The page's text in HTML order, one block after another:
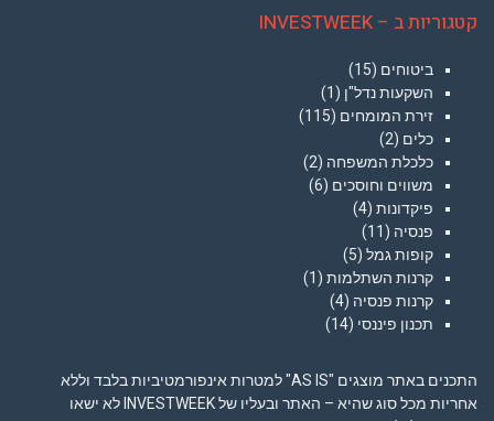
קטגוריות ב – INVESTWEEK
ביטוחים (15)
השקעות נדל"ן (1)
זירת המומחים (115)
כלים (2)
כלכלת המשפחה (2)
משווים וחוסכים (6)
פיקדונות (4)
פנסיה (11)
קופות גמל (5)
קרנות השתלמות (1)
קרנות פנסיה (4)
תכנון פיננסי (14)
התכנים באתר מוצגים "AS IS" למטרות אינפורמטיביות בלבד וללא
אחריות מכל סוג שהיא – האתר ובעליו של INVESTWEEK לא ישאו